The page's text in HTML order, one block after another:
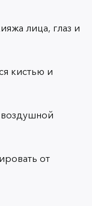
лица, глаз и
кистью и
от